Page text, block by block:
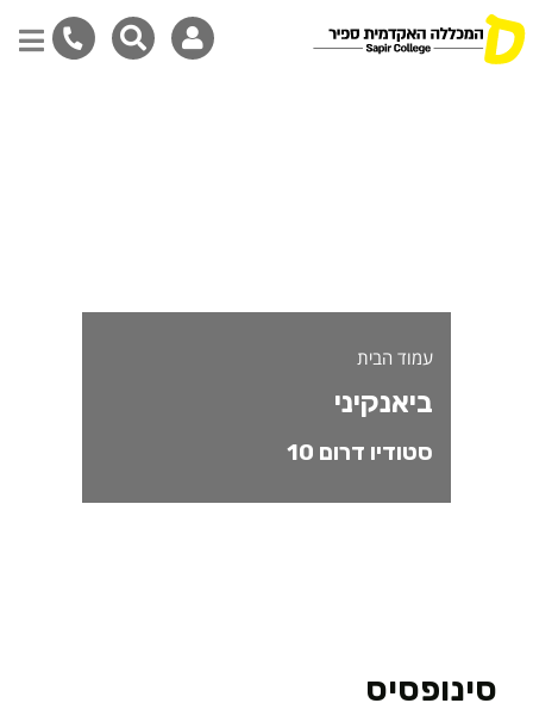
עמוד הבית
ביאנקיני
סטודיו דרום 10
סינופסיס